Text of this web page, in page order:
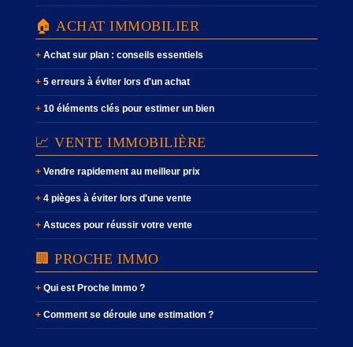
🏠 ACHAT IMMOBILIER
Achat sur plan : conseils essentiels
5 erreurs à éviter lors d'un achat
10 éléments clés pour estimer un bien
📈 VENTE IMMOBILIÈRE
Vendre rapidement au meilleur prix
4 pièges à éviter lors d'une vente
Astuces pour réussir votre vente
🏢 PROCHE IMMO
Qui est Proche Immo ?
Comment se déroule une estimation ?